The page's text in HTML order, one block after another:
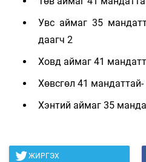
Увс аймаг 35
даагч 2
Ховд аймаг 41
Хөвсгөл 41
Хэнтий аймаг 35
ЖИРГЭХ